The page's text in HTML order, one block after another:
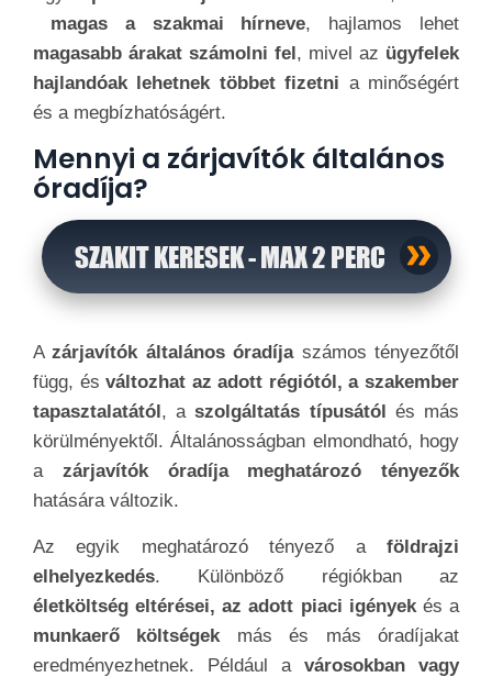
magas a szakmai hírneve, hajlamos lehet
magasabb árakat számolni fel, mivel az ügyfelek
hajlandóak lehetnek többet fizetni a minőségért
és a megbízhatóságért.
Mennyi a zárjavítók általános
óradíja?
SZAKIT KERESEK - MAX 2 PERC
Azárjavítók általános óradíja számos tényezőtől
függ, ésváltozhat az adott régiótól, a szakember
tapasztalatától, aszolgáltatás típusától és más
körülményektől. Általánosságban elmondható, hogy
a zárjavítók óradíja meghatározó tényezők
hatására változik.
Az egyik meghatározó tényező a földrajzi
elhelyezkedés. Különböző régiókban az
életköltség eltérései, az adott piaci igényekés a
munkaerő költségekmás és más óradíjakat
eredményezhetnek. Például a városokban vagy